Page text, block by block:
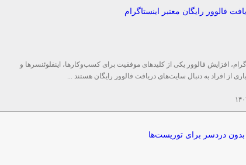
فالوور رایگان معتبر اینستاگرام
افزایش فالوور یکی از کلیدهای موفقیت برای کسب‌وکارها، اینفلوئنسرها و
از افراد به دنبال سایت‌های دریافت فالوور رایگان هستند ...
۱۹
دردسر برای توریست‌ها